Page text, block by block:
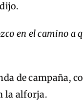
dijo.
en el camino a
de campaña,
la alforja.